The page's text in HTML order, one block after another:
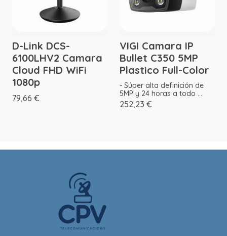
D-Link DCS-
6100LHV2 Camara
Cloud FHD WiFi
1080p
79,66 €
VIGI Camara IP
Bullet C350 5MP
Plastico Full-Color
- Súper alta definición de
5MP y 24 horas a todo ...
252,23 €